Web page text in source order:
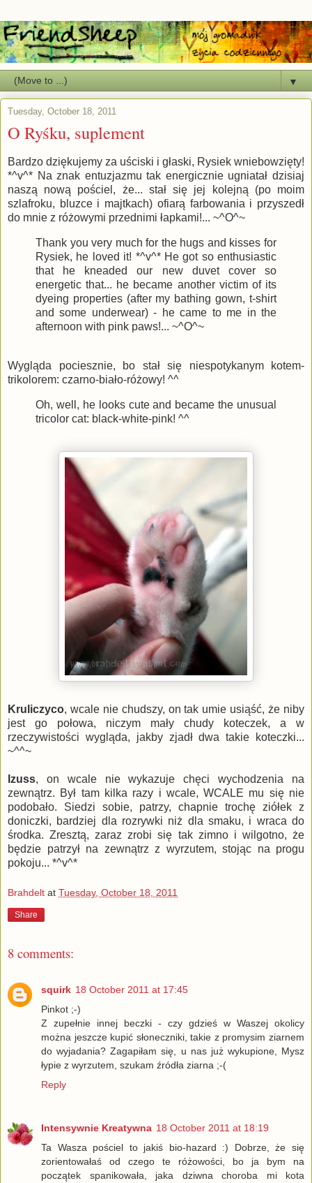
▼
Tuesday, October 18, 2011
O Ryśku, suplement
Bardzo dziękujemy za uściski i głaski, Rysiek wniebowzięty!
*^v^* Na znak entuzjazmu tak energicznie ugniatał dzisiaj
naszą nową pościel, że... stał się jej kolejną (po moim
szlafroku, bluzce i majtkach) ofiarą farbowania i przyszedł
do mnie z różowymi przednimi łapkami!... ~^O^~
Thank you very much for the hugs and kisses for
Rysiek, he loved it! *^v^* He got so enthusiastic
that he kneaded our new duvet cover so
energetic that... he became another victim of its
dyeing properties (after my bathing gown, t-shirt
and some underwear) - he came to me in the
afternoon with pink paws!... ~^O^~
Wygląda pociesznie, bo stał się niespotykanym kotem-
trikolorem: czarno-biało-różowy! ^^
Oh, well, he looks cute and became the unusual
tricolor cat: black-white-pink! ^^
Kruliczyco, wcale nie chudszy, on tak umie usiąść, że niby
jest go połowa, niczym mały chudy koteczek, a w
rzeczywistości wygląda, jakby zjadł dwa takie koteczki...
~^^~
Izuss, on wcale nie wykazuje chęci wychodzenia na
zewnątrz. Był tam kilka razy i wcale, WCALE mu się nie
podobało. Siedzi sobie, patrzy, chapnie trochę ziółek z
doniczki, bardziej dla rozrywki niż dla smaku, i wraca do
środka. Zresztą, zaraz zrobi się tak zimno i wilgotno, że
będzie patrzył na zewnątrz z wyrzutem, stojąc na progu
pokoju... *^v^*
Brahdelt at Tuesday, October 18, 2011
Share
8 comments:
squirk 18 October 2011 at 17:45
Pinkot ;-)
Z zupełnie innej beczki - czy gdzieś w Waszej okolicy
można jeszcze kupić słoneczniki, takie z promysim ziarnem
do wyjadania? Zagapiłam się, u nas już wykupione, Mysz
łypie z wyrzutem, szukam źródła ziarna ;-(
Reply
Intensywnie Kreatywna 18 October 2011 at 18:19
Ta Wasza pościel to jakiś bio-hazard :) Dobrze, że się
zorientowałaś od czego te różowości, bo ja bym na
początek spanikowała, jaka dziwna choroba mi kota